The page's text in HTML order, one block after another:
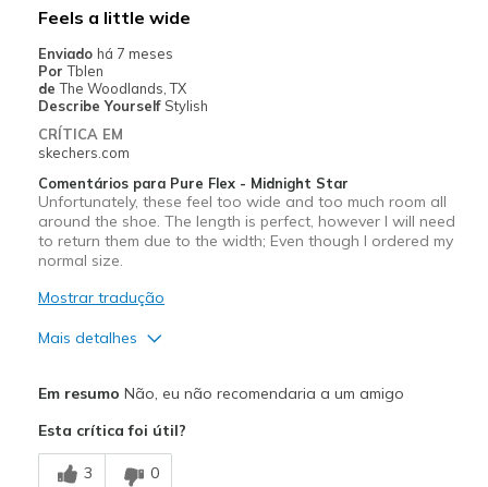
Sizing
Feels true to size
View On Shoes
Feels a little wide
Enviado há 7 meses
Por Tblen
de The Woodlands, TX
Describe Yourself Stylish
CRÍTICA EM
skechers.com
Comentários para Pure Flex - Midnight Star
Unfortunately, these feel too wide and too much room all
around the shoe. The length is perfect, however I will need
to return them due to the width; Even though I ordered my
normal size.
Mostrar tradução
Mais detalhes
Stylish
Em resumo Não, eu não recomendaria a um amigo
Esta crítica foi útil?
3 0